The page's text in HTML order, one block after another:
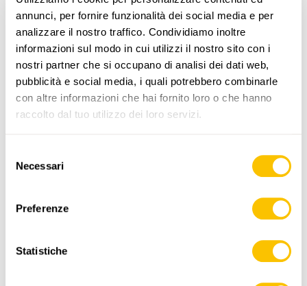
annunci, per fornire funzionalità dei social media e per
analizzare il nostro traffico. Condividiamo inoltre
informazioni sul modo in cui utilizzi il nostro sito con i
nostri partner che si occupano di analisi dei dati web,
pubblicità e social media, i quali potrebbero combinarle
con altre informazioni che hai fornito loro o che hanno
raccolto dal tuo utilizzo dei loro servizi.
delNecessari
Preferenze
Statistiche
Dati:
swisstopo